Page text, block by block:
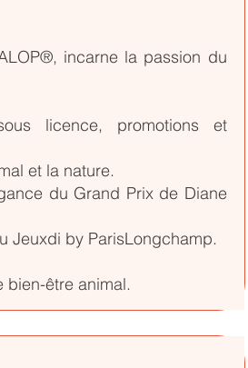
incarne la passion du
licence, promotions et
et la nature.
du Grand Prix de Diane
Jeuxdi by ParisLongchamp.
bien-être animal.